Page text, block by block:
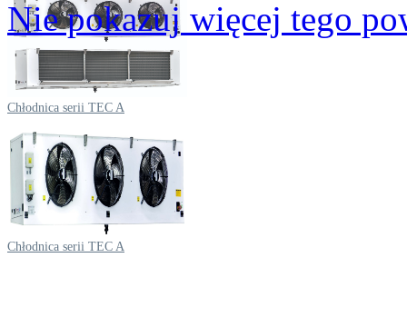
Chłodnica serii TEC A
Chłodnica serii TEC A
Nie pokazuj więcej tego